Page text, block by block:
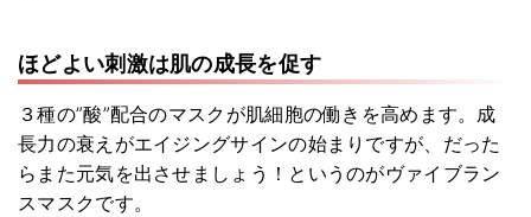
ほどよい刺激は肌の成長を促す
３種の”酸”配合のマスクが肌細胞の働きを高めます。成
長力の衰えがエイジングサインの始まりですが、だった
らまた元気を出させましょう！というのがヴァイブラン
スマスクです。